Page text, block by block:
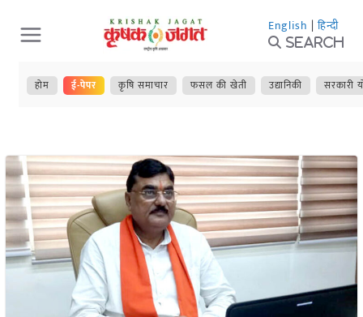
Skip
to
content
English | हिन्दी
Search
होम ई-पेपर कृषि समाचार फसल की खेती उद्यानिकी सरकारी